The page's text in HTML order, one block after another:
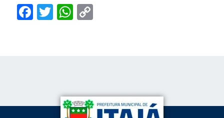
Facebook
TwitterWhatsApp